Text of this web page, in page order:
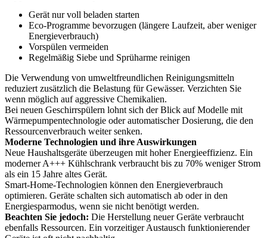
Gerät nur voll beladen starten
Eco-Programme bevorzugen (längere Laufzeit, aber weniger
Energieverbrauch)
Vorspülen vermeiden
Regelmäßig Siebe und Sprüharme reinigen
Die Verwendung von umweltfreundlichen Reinigungsmitteln
reduziert zusätzlich die Belastung für Gewässer. Verzichten Sie
wenn möglich auf aggressive Chemikalien.
Bei neuen Geschirrspülern lohnt sich der Blick auf Modelle mit
Wärmepumpentechnologie oder automatischer Dosierung, die den
Ressourcenverbrauch weiter senken.
Moderne Technologien und ihre Auswirkungen
Neue Haushaltsgeräte überzeugen mit hoher Energieeffizienz. Ein
moderner A+++ Kühlschrank verbraucht bis zu 70% weniger Strom
als ein 15 Jahre altes Gerät.
Smart-Home-Technologien können den Energieverbrauch
optimieren. Geräte schalten sich automatisch ab oder in den
Energiesparmodus, wenn sie nicht benötigt werden.
Beachten Sie jedoch: Die Herstellung neuer Geräte verbraucht
ebenfalls Ressourcen. Ein vorzeitiger Austausch funktionierender